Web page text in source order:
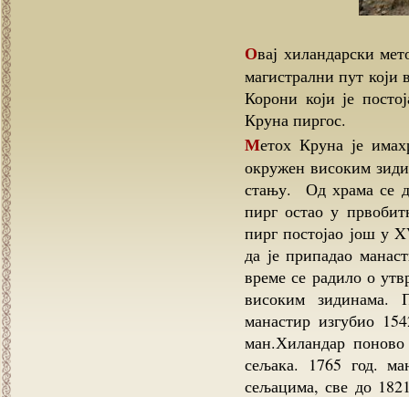
Овај хиландарски метох се налази на 1км северо-западно од Јерисоса, уз
магистрални пут
Корони који је
Круна пиргос.
Метох Круна је имахрам Светог Пророка Илије уз сам пирг који је био
окружен високим
стању. Од храма се
пирг остао у
пирг постојао још у
да је припадао
време се радило о
високим зидинама.
манастир изгубио
ман.Хиландар
сељака. 1765 год.
сељацима, све до